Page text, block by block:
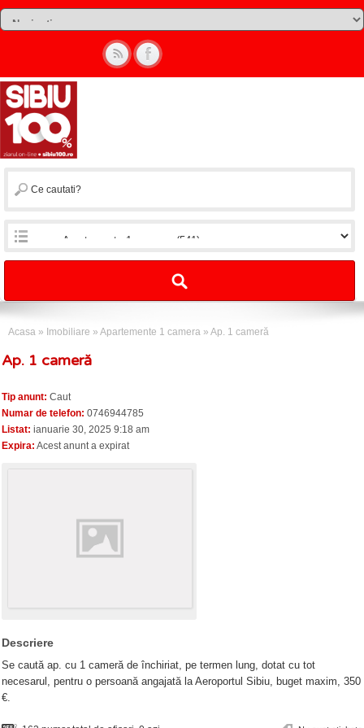
Acasa » Imobiliare » Apartemente 1 camera » Ap. 1 cameră
Ap. 1 cameră
Tip anunt: Caut
Numar de telefon: 0746944785
Listat: ianuarie 30, 2025 9:18 am
Expira: Acest anunt a expirat
Descriere
Se caută ap. cu 1 cameră de închiriat, pe termen lung, dotat cu tot
necesarul, pentru o persoană angajată la Aeroportul Sibiu, buget maxim, 350
€.